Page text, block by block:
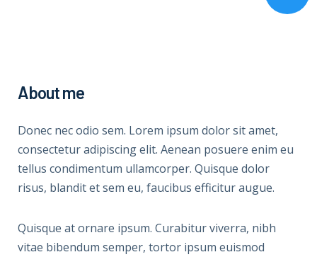
About me
Donec nec odio sem. Lorem ipsum dolor sit amet,
consectetur adipiscing elit. Aenean posuere enim eu
tellus condimentum ullamcorper. Quisque dolor
risus, blandit et sem eu, faucibus efficitur augue.
Quisque at ornare ipsum. Curabitur viverra, nibh
vitae bibendum semper, tortor ipsum euismod